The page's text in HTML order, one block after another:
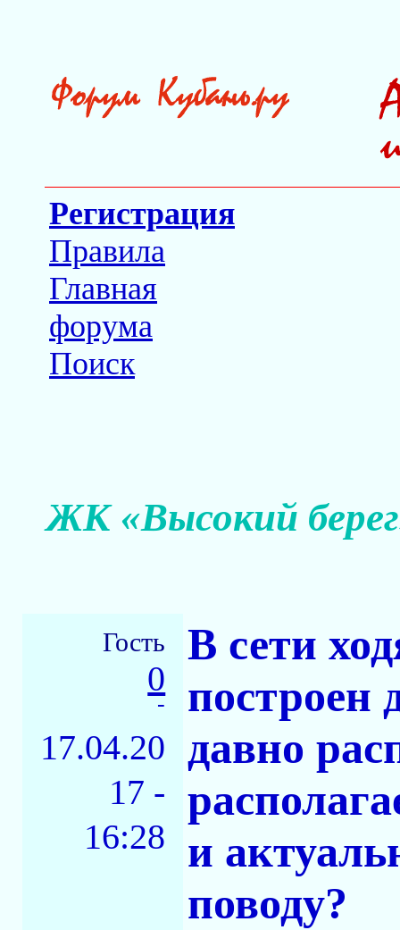
Регистрация
Правила
Главная
форума
Поиск
ЖК «Высокий
Гость
0
-
17.04.20
17 -
16:28
В сети
построен
давно
и
поводу?